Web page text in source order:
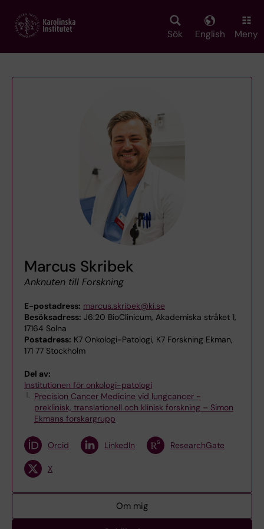
main
Sök English Meny
Marcus Skribek
Anknuten till Forskning
E-postadress: marcus.skribek@ki.se
Besöksadress: J6:20 BioClinicum, Akademiska stråket 1,
17164 Solna
Postadress: K7 Onkologi-Patologi, K7 Forskning Ekman,
171 77 Stockholm
Del av:
Institutionen för onkologi-patologi
Precision Cancer Medicine vid lungcancer -
preklinisk, translationell och klinisk forskning – Simon
Ekmans forskargrupp
Orcid LinkedIn ResearchGate
X
Om mig